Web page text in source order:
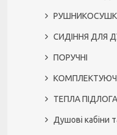
СИДІННЯ ДЛЯ
ПОРУЧНІ
ТЕПЛА ПІДЛОГА
Душові кабіни